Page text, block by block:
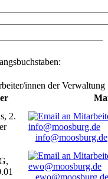
innen der Verwaltung
2.
info@moosburg.de
ewo@moosburg.de